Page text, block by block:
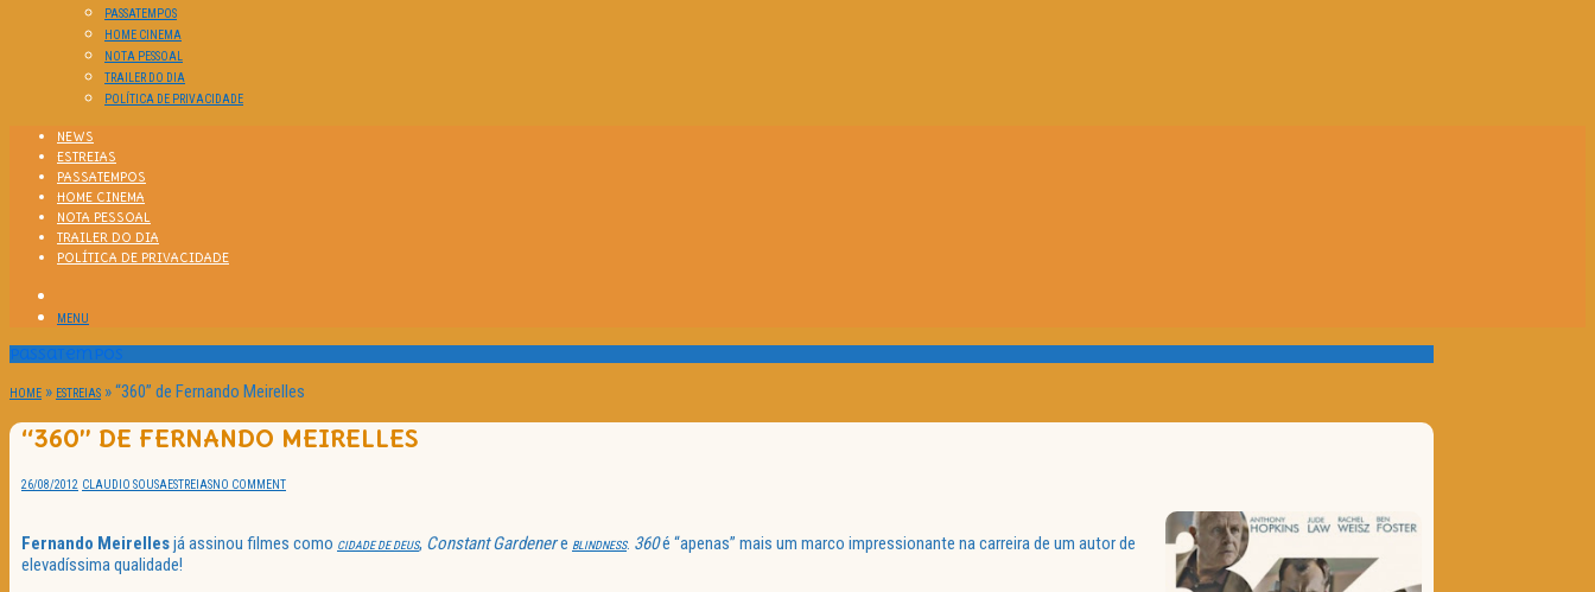
PASSATEMPOS
HOME CINEMA
NOTA PESSOAL
TRAILER DO DIA
POLÍTICA DE PRIVACIDADE
NEWS
ESTREIAS
PASSATEMPOS
HOME CINEMA
NOTA PESSOAL
TRAILER DO DIA
POLÍTICA DE PRIVACIDADE
MENU
Passatempos
HOME » ESTREIAS »“360” de Fernando Meirelles
“360” DE FERNANDO MEIRELLES
26/08/2012 CLAUDIO SOUSAESTREIASNO COMMENT
Fernando Meirellesjá assinou filmes como CIDADE DE DEUS, Constant Gardenere BLINDNESS. 360é “apenas” mais um marco impressionante na carreira de um autor de
elevadíssima qualidade!